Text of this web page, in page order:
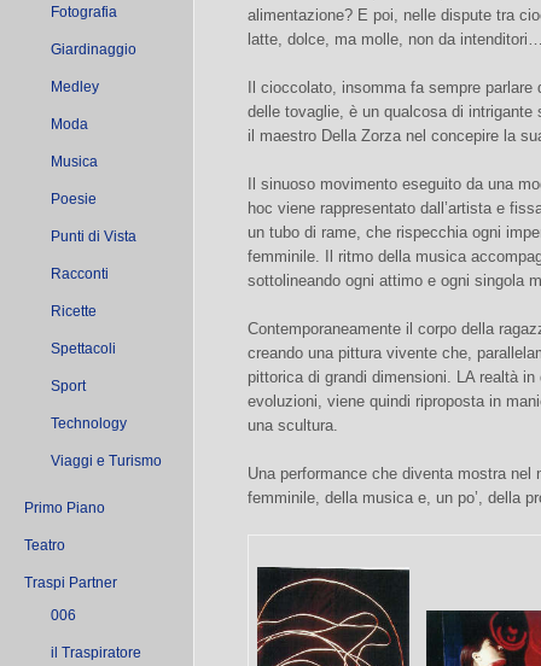
Fotografia
Giardinaggio
Medley
Moda
Musica
Poesie
Punti di Vista
Racconti
Ricette
Spettacoli
Sport
Technology
Viaggi e Turismo
Primo Piano
Teatro
Traspi Partner
006
il Traspiratore
alimentazione? E poi, nelle dispute tra
latte, dolce, ma molle, non da
Il cioccolato, insomma fa sempre
delle tovaglie, è un qualcosa di
il maestro Della Zorza nel concepire la
Il sinuoso movimento eseguito da una
hoc viene rappresentato dall’artista e
un tubo di rame, che rispecchia ogni
femminile. Il ritmo della musica
sottolineando ogni attimo e ogni singola
Contemporaneamente il corpo della
creando una pittura vivente che,
pittorica di grandi dimensioni. LA realtà
evoluzioni, viene quindi riproposta in
una scultura.
Una performance che diventa mostra
femminile, della musica e, un po’, della